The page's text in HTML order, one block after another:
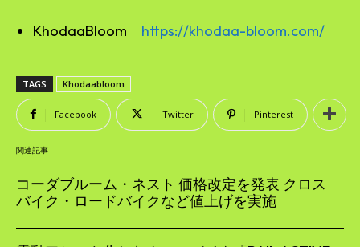
KhodaaBloom https://khodaa-bloom.com/
TAGS Khodaabloom
Facebook Twitter Pinterest
関連記事
コーダブルーム・ネスト 価格改定を発表 クロス
バイク・ロードバイクなど値上げを実施